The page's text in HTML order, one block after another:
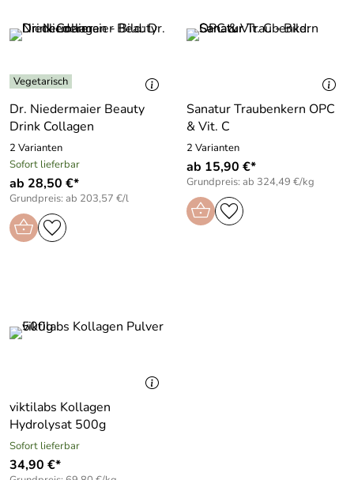
Vegetarisch
Dr. Niedermaier Beauty
Drink Collagen
2 Varianten
Sofort lieferbar
ab 28,50 €*
Grundpreis: ab 203,57 €/l
Sanatur Traubenkern OPC
& Vit. C
2 Varianten
ab 15,90 €*
Grundpreis: ab 324,49 €/kg
viktilabs Kollagen
Hydrolysat 500g
Sofort lieferbar
34,90 €*